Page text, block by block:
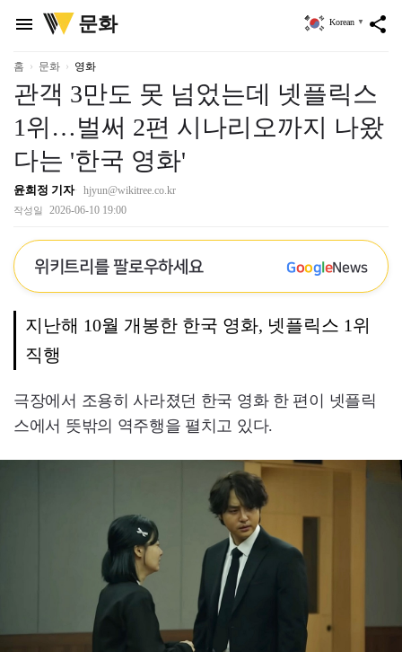
menu
위
키
리
문화 share
Korean ▼
홈 문화 영화
관객 3만도 못 넘었는데 넷플릭스
1위…벌써 2편 시나리오까지 나왔
다는 '한국 영화'
윤희정 기자 hjyun@wikitree.co.kr
작성일 2026-06-10 19:00
위키트리를 팔로우하세요 GoogleNews
지난해 10월 개봉한 한국 영화, 넷플릭스 1위
직행
극장에서 조용히 사라졌던 한국 영화 한 편이 넷플릭
스에서 뜻밖의 역주행을 펼치고 있다.